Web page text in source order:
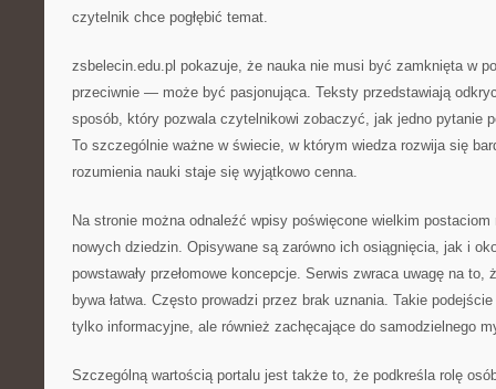
czytelnik chce pogłębić temat.
zsbelecin.edu.pl pokazuje, że nauka nie musi być zamknięta w
przeciwnie — może być pasjonująca. Teksty przedstawiają
sposób, który pozwala czytelnikowi zobaczyć, jak jedno pytanie
To szczególnie ważne w świecie, w którym wiedza rozwija się
rozumienia nauki staje się wyjątkowo cenna.
Na stronie można odnaleźć wpisy poświęcone wielkim
nowych dziedzin. Opisywane są zarówno ich osiągnięcia, jak i
powstawały przełomowe koncepcje. Serwis zwraca uwagę na to,
bywa łatwa. Często prowadzi przez brak uznania. Takie
tylko informacyjne, ale również zachęcające do samodzielnego
Szczególną wartością portalu jest także to, że podkreśla rolę